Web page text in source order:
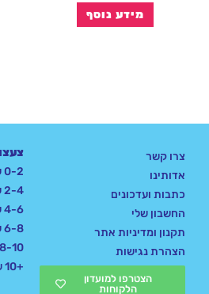
מידע נוסף
צרו קשר
אדותינו
כתבות ועדכונים
החשבון שלי
תקנון ומדיניות אתר
הצהרת נגישות
הצטרפו למועדון
הלקוחות
0-2 שנים
2-4 שנים
4-6 שנים
6-8 שנים
8-10 שנים
+10 שנים